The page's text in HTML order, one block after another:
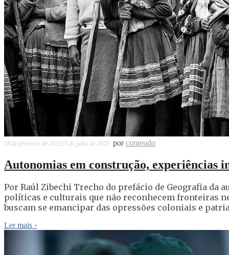
18 de fevereiro de 202525 de julho de 2025 porconteudo
Autonomias em construção, experiências
Por Raúl Zibechi Trecho do prefácio de Geografia da
políticas e culturais que não reconhecem fronteiras
buscam se emancipar das opressões coloniais e
Ler mais ›